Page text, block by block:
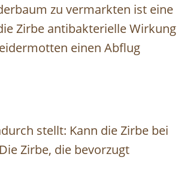
zu vermarkten ist eine
Zirbe antibakterielle Wirkung
einen Abflug
stellt: Kann die Zirbe bei
Zirbe, die bevorzugt